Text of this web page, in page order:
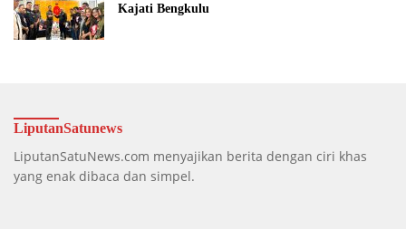
Kajati Bengkulu
LiputanSatunews
LiputanSatuNews.com menyajikan berita dengan ciri khas
yang enak dibaca dan simpel.